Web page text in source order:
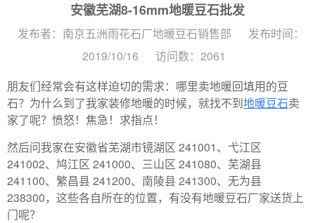
安徽芜湖8-16mm地暖豆石批发
发布者：南京五洲雨花石厂地暖豆石销售部
发布时间：
2019/10/16
访问数：2061
朋友们经常会有这样迫切的需求：哪里卖地暖回填用的豆
石？为什么到了我家装修地暖的时候，就找不到地暖豆石卖
家了呢？愤怒！焦急！求指点！
然后问我家在安徽省芜湖市镜湖区 241001、弋江区
241002、鸠江区 241000、三山区 241080、芜湖县
241100、繁昌县 241200、南陵县 241300、无为县
238300，这些各自所在的位置，有没有地暖豆石厂家送货上
门呢？